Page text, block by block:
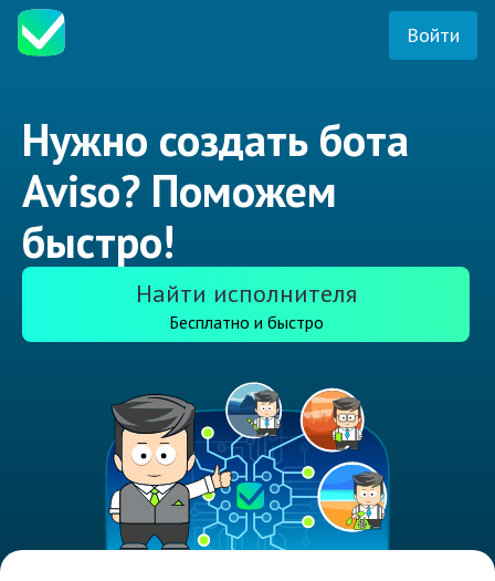
Войти
Нужно создать бота
Aviso? Поможем
быстро!
Найти исполнителя
Бесплатно и быстро